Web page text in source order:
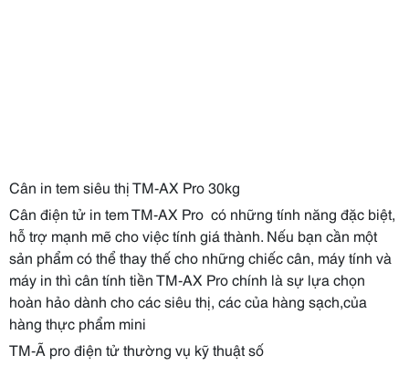
Cân in tem siêu thị TM-AX Pro 30kg
Cân điện tử in tem TM-AX Pro có những tính năng đặc biệt,
hỗ trợ mạnh mẽ cho việc tính giá thành. Nếu bạn cần một
sản phẩm có thể thay thế cho những chiếc cân, máy tính và
máy in thì cân tính tiền TM-AX Pro chính là sự lựa chọn
hoàn hảo dành cho các siêu thị, các của hàng sạch,của
hàng thực phẩm mini
TM-Ã pro điện tử thường vụ kỹ thuật số